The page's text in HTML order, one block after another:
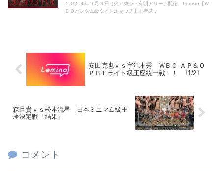
２０２４年９月３日（火）東京・有明アリーナ配信：Lemino【Ｗ
ＢＯバンタム級タイトルマッチ】王者武...
安田克也ｖｓ宇津木秀 ＷＢＯ‐ＡＰ＆Ｏ
ＰＢＦライト級王座統一戦！！ 11/21
森且貴ｖｓ松本流星 日本ミニマム級王
座決定戦「結果」
コメント